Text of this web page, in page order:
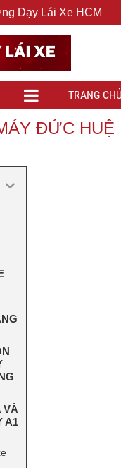
Dạy Lái Xe HCM
TRANG CHỦ
ĐỨC HUỆ
VÀ
A1